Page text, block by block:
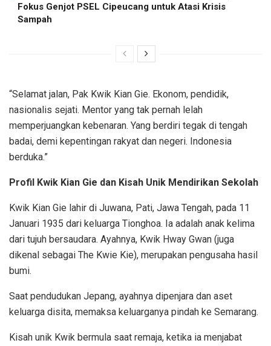
Fokus Genjot PSEL Cipeucang untuk Atasi Krisis
Sampah
“Selamat jalan, Pak Kwik Kian Gie. Ekonom, pendidik,
nasionalis sejati. Mentor yang tak pernah lelah
memperjuangkan kebenaran. Yang berdiri tegak di tengah
badai, demi kepentingan rakyat dan negeri. Indonesia
berduka.”
Profil Kwik Kian Gie dan Kisah Unik Mendirikan Sekolah
Kwik Kian Gie lahir di Juwana, Pati, Jawa Tengah, pada 11
Januari 1935 dari keluarga Tionghoa. Ia adalah anak kelima
dari tujuh bersaudara. Ayahnya, Kwik Hway Gwan (juga
dikenal sebagai The Kwie Kie), merupakan pengusaha hasil
bumi.
Saat pendudukan Jepang, ayahnya dipenjara dan aset
keluarga disita, memaksa keluarganya pindah ke Semarang.
Kisah unik Kwik bermula saat remaja, ketika ia menjabat